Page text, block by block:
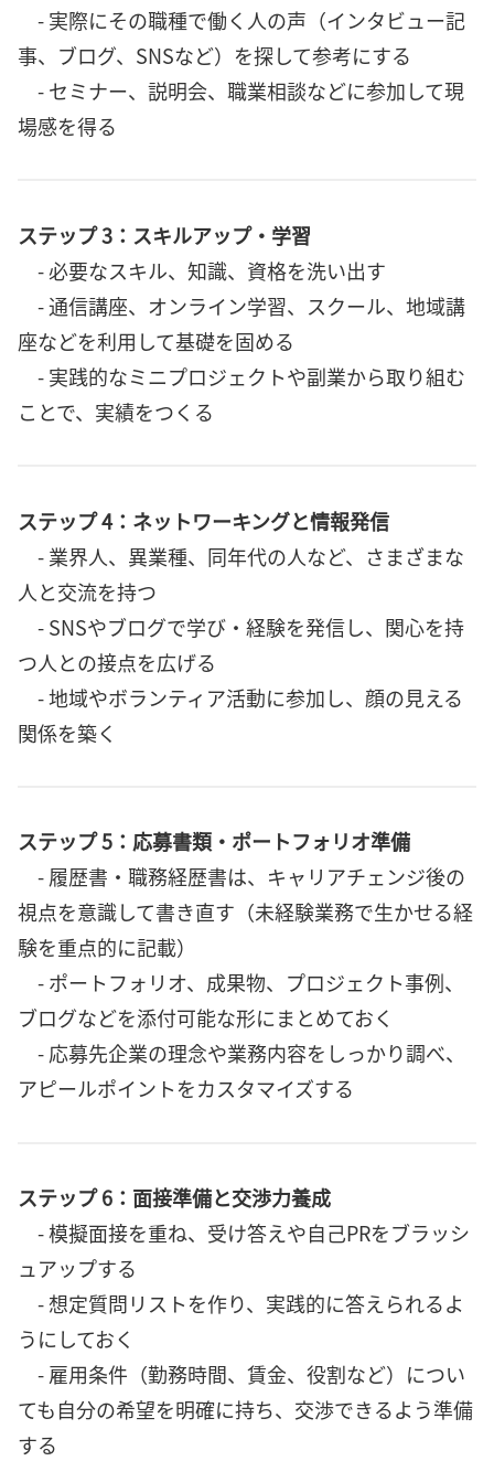
- 実際にその職種で働く人の声（インタビュー記
事、ブログ、SNSなど）を探して参考にする
- セミナー、説明会、職業相談などに参加して現
場感を得る
ステップ 3：スキルアップ・学習
- 必要なスキル、知識、資格を洗い出す
- 通信講座、オンライン学習、スクール、地域講
座などを利用して基礎を固める
- 実践的なミニプロジェクトや副業から取り組む
ことで、実績をつくる
ステップ 4：ネットワーキングと情報発信
- 業界人、異業種、同年代の人など、さまざまな
人と交流を持つ
- SNSやブログで学び・経験を発信し、関心を持
つ人との接点を広げる
- 地域やボランティア活動に参加し、顔の見える
関係を築く
ステップ 5：応募書類・ポートフォリオ準備
- 履歴書・職務経歴書は、キャリアチェンジ後の
視点を意識して書き直す（未経験業務で生かせる経
験を重点的に記載）
- ポートフォリオ、成果物、プロジェクト事例、
ブログなどを添付可能な形にまとめておく
- 応募先企業の理念や業務内容をしっかり調べ、
アピールポイントをカスタマイズする
ステップ 6：面接準備と交渉力養成
- 模擬面接を重ね、受け答えや自己PRをブラッシ
ュアップする
- 想定質問リストを作り、実践的に答えられるよ
うにしておく
- 雇用条件（勤務時間、賃金、役割など）につい
ても自分の希望を明確に持ち、交渉できるよう準備
する